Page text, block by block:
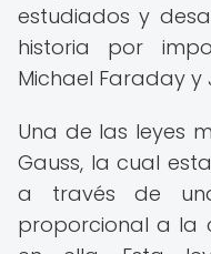
estudiados y
historia por
Michael Faraday y
Una de las leyes
Gauss, la cual
a través de
proporcional a la